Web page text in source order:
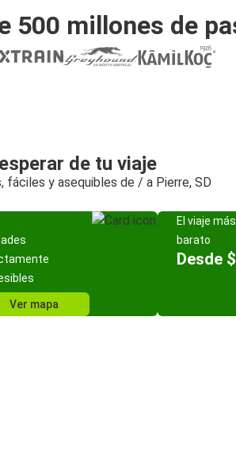
500 millones de
de tu viaje
fáciles y asequibles de / a Pierre, SD
Ver mapa
El viaje más
barato
Desde